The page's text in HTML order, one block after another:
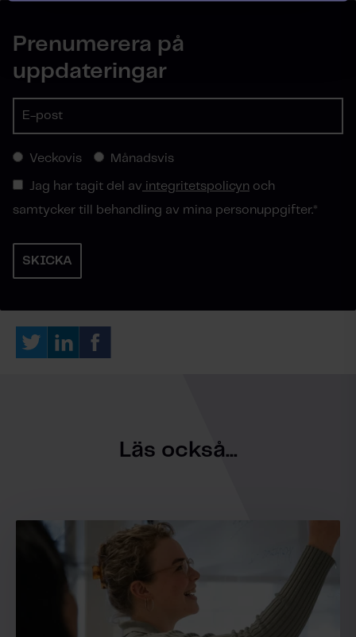
Prenumerera på
uppdateringar
Veckovis Månadsvis
Jag har tagit del av integritetspolicyn och
samtycker till behandling av mina personuppgifter.*
Läs också...